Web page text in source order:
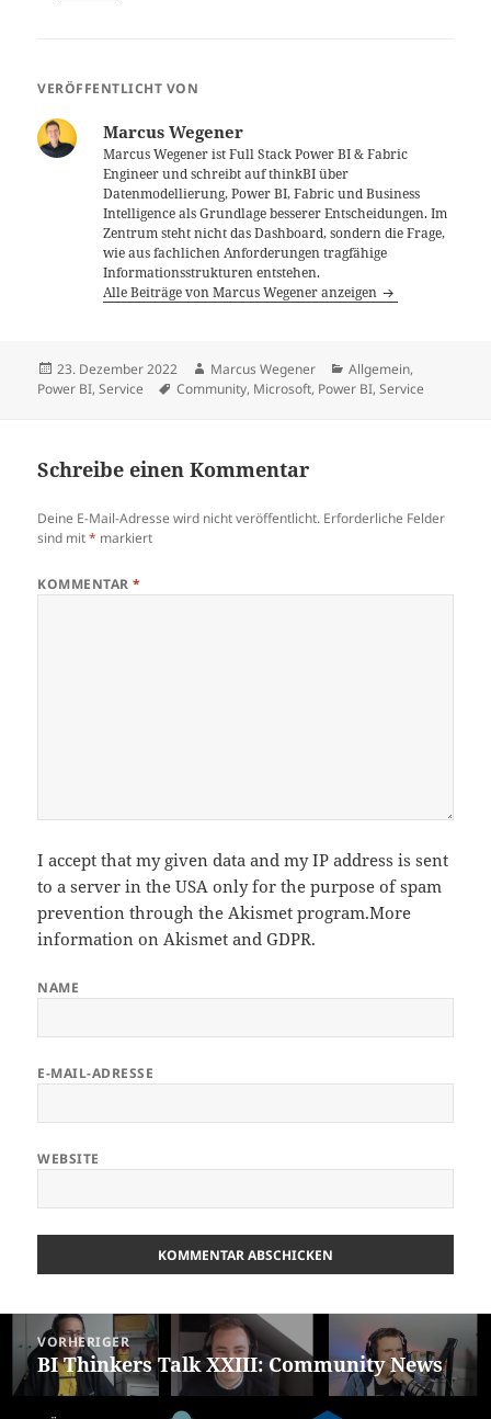
VERÖFFENTLICHT VON
Marcus Wegener
Marcus Wegener ist Full Stack Power BI & Fabric
Engineer und schreibt auf thinkBI über
Datenmodellierung, Power BI, Fabric und Business
Intelligence als Grundlage besserer Entscheidungen. Im
Zentrum steht nicht das Dashboard, sondern die Frage,
wie aus fachlichen Anforderungen tragfähige
Informationsstrukturen entstehen.
Alle Beiträge von Marcus Wegener anzeigen
Veröffentlicht
am
23. Dezember 2022 Autor
Marcus Wegener Kategorien
Allgemein,
Power BI,Service Schlagwörter
Community, Microsoft, Power BI,Service
Schreibe einen Kommentar
Deine E-Mail-Adresse wird nicht veröffentlicht. Erforderliche Felder
sind mit* markiert
KOMMENTAR*
I accept that my given data and my IP address is sent
to a server in the USA only for the purpose of spam
prevention through theAkismet program.More
information on Akismet and GDPR.
NAME
E-MAIL-ADRESSE
WEBSITE
Beitragsnavigation
VORHERIGER
Vorheriger
Beitrag:
BI Thinkers Talk XXIII: Community News